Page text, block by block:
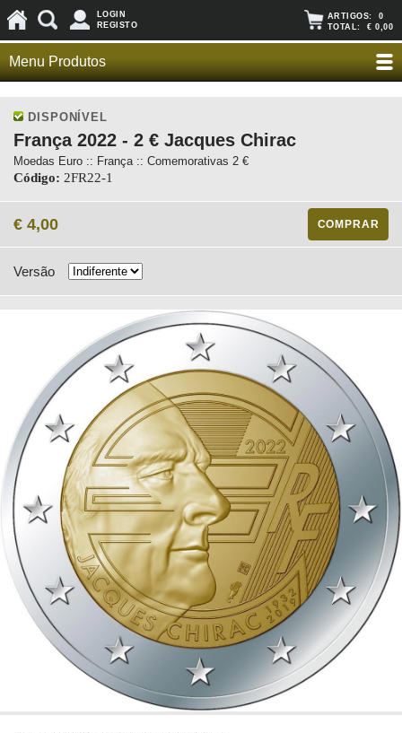
LOGIN
REGISTO
ARTIGOS: 0
TOTAL: € 0,00
Menu Produtos
DISPONÍVEL
França 2022 - 2 € Jacques Chirac
Moedas Euro :: França :: Comemorativas 2 €
Código: 2FR22-1
€ 4,00 COMPRAR
Versão